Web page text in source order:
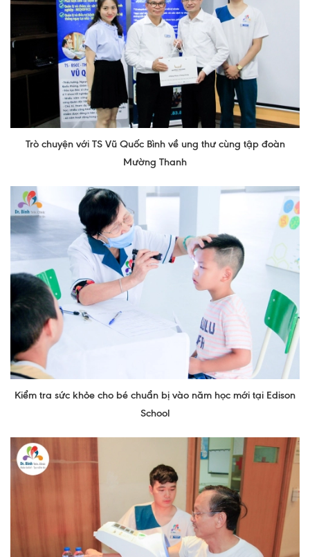
TRANG CHỦ
Quy trình khám BHYT
Hồ sơ năng lực phòng khám
TIN TỨC
Thông tin y tế
Tin sự kiện
Báo chí nói về chúng tôi
Tin tức BHYT
DỊCH VỤ
Các chuyên khoa tại Phòng khám
Nội
Ngoại
Nhi
Mắt
Răng Hàm Mặt
Vật lý trị liệu hồi phục chức năng
Xét nghiệm
Trò chuyện với TS Vũ Quốc Bình về ung thư cùng tập đoàn
Mường Thanh
Kiểm tra sức khỏe cho bé chuẩn bị vào năm học mới tại Edison
School